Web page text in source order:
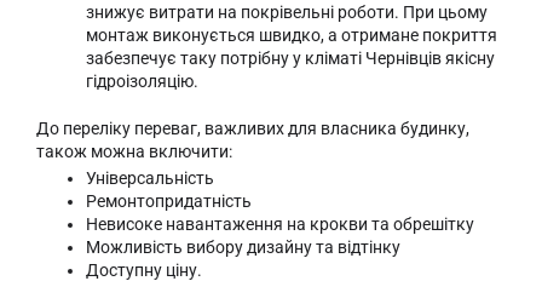
знижує витрати на покрівельні роботи. При цьому
монтаж виконується швидко, а отримане покриття
забезпечує таку потрібну у кліматі Чернівців якісну
гідроізоляцію.
До переліку переваг, важливих для власника будинку,
також можна включити:
Універсальність
Ремонтопридатність
Невисоке навантаження на крокви та обрешітку
Можливість вибору дизайну та відтінку
Доступну ціну.